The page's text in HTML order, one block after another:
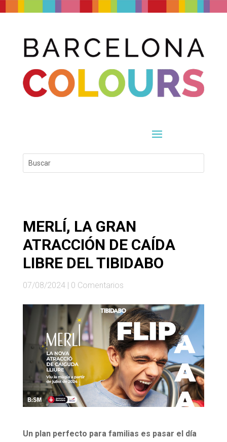
MERLÍ, LA GRAN
ATRACCIÓN DE CAÍDA
LIBRE DEL TIBIDABO
07/08/2024| 0 Comentarios
Un plan perfecto para familias es pasar el día